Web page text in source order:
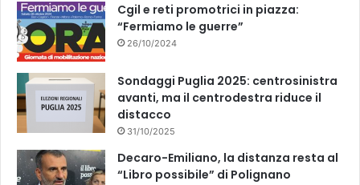
k
Cgil e reti promotrici in piazza:
“Fermiamo le guerre”
26/10/2024
Sondaggi Puglia 2025: centrosinistra
avanti, ma il centrodestra riduce il
distacco
31/10/2025
Decaro-Emiliano, la distanza resta al
“Libro possibile” di Polignano